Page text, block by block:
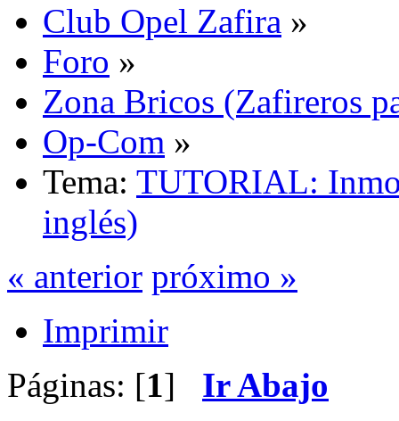
Club Opel Zafira »
Foro »
Zona Bricos (Zafireros
Op-Com »
Tema: TUTORIAL:
inglés)
« anterior próximo »
Imprimir
Páginas: [1] Ir Abajo